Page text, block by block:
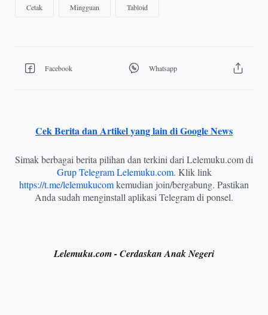
Cek Berita dan Artikel yang lain di Google News
Simak berbagai berita pilihan dan terkini dari Lelemuku.com di
Grup Telegram Lelemuku.com. Klik link
https://t.me/lelemukucomkemudian join/bergabung. Pastikan
Anda sudah menginstall aplikasi Telegram di ponsel.
Lelemuku.com - Cerdaskan Anak Negeri